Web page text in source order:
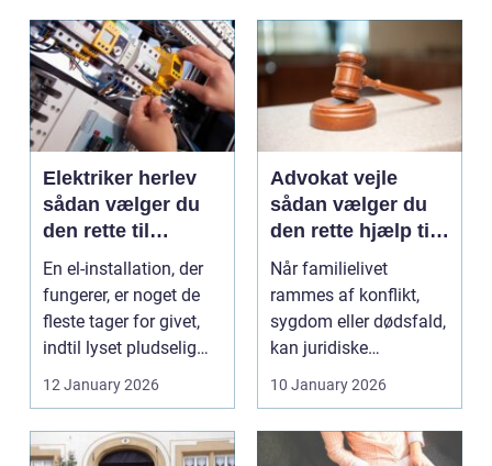
Elektriker herlev
sådan vælger du
den rette til
opgaven
En el-installation, der
fungerer, er noget de
fleste tager for givet,
indtil lyset pludselig
går, el...
12 January 2026
Advokat vejle
sådan vælger du
den rette hjælp til
familien
Når familielivet
rammes af konflikt,
sygdom eller dødsfald,
kan juridiske
spørgsmål hurtigt
vokse si...
10 January 2026